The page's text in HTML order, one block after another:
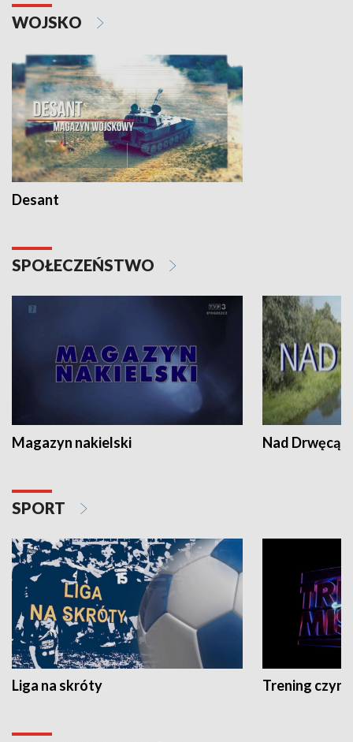
WOJSKO
Desant
SPOŁECZEŃSTWO
Magazyn nakielski Nad Drwęcą
SPORT
Liga na skróty Trening czyni